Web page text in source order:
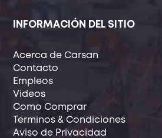
INFORMACIÓN DEL SITIO
Acerca de Carsan
Contacto
Empleos
Videos
Como Comprar
Terminos & Condiciones
Aviso de Privacidad